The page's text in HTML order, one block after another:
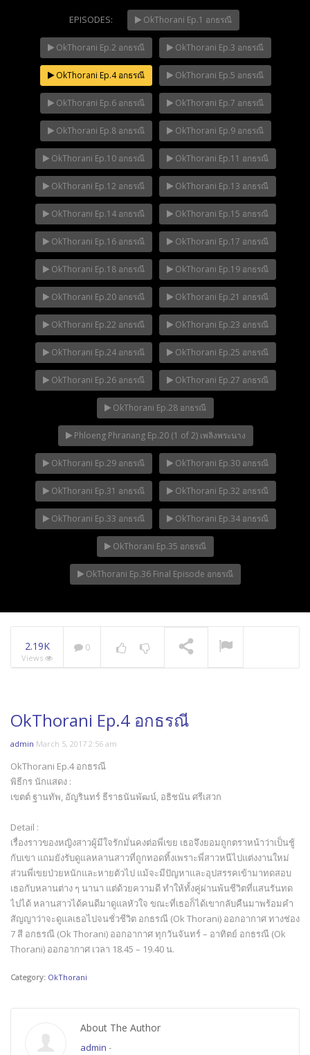
NOW PLAYING Mani Nakha Ep.14
EPISODES: OkThorani Ep.1 อกธรณี
OkThorani Ep.2 อกธรณี OkThorani Ep.3 อกธรณี
OkThorani Ep.4 อกธรณี OkThorani Ep.5 อกธรณี
OkThorani Ep.6 อกธรณี OkThorani Ep.7 อกธรณี
OkThorani Ep.8 อกธรณี OkThorani Ep.9 อกธรณี
OkThorani Ep.10 อกธรณี OkThorani Ep.11 อกธรณี
OkThorani Ep.12 อกธรณี OkThorani Ep.13 อกธรณี
OkThorani Ep.14 อกธรณี OkThorani Ep.15 อกธรณี
OkThorani Ep.16 อกธรณี OkThorani Ep.17 อกธรณี
OkThorani Ep.18 อกธรณี OkThorani Ep.19 อกธรณี
OkThorani Ep.20 อกธรณี OkThorani Ep.21 อกธรณี
OkThorani Ep.22 อกธรณี OkThorani Ep.23 อกธรณี
OkThorani Ep.24 อกธรณี OkThorani Ep.25 อกธรณี
OkThorani Ep.26 อกธรณี OkThorani Ep.27 อกธรณี
OkThorani Ep.28 อกธรณี
Phloeng Phranang Ep.20 (1 of 2) เพลิงพระนาง
OkThorani Ep.29 อกธรณี OkThorani Ep.30 อกธรณี
OkThorani Ep.31 อกธรณี OkThorani Ep.32 อกธรณี
OkThorani Ep.33 อกธรณี OkThorani Ep.34 อกธรณี
OkThorani Ep.35 อกธรณี
OkThorani Ep.36 Final Episode อกธรณี
2.19K
Views
0
OkThorani Ep.4 อกธรณี
admin March 5, 2017 2:56 am
OkThorani Ep.4 อกธรณี
พิธีกร นักแสดง :
เขตต์ ฐานทัพ, อัญรินทร์ ธีราธนันพัฒน์, อธิชนัน ศรีเสวก
Detail :
เรื่องราวของหญิงสาวผู้มีใจรักมั่นคงต่อพี่เขย เธอจึงยอมถูกตราหน้าว่าเป็นชู้
กับเขา แถมยังรับดูแลหลานสาวที่ถูกทอดทิ้งเพราะพี่สาวหนีไปแต่งงานใหม่
ส่วนพี่เขยป่วยหนักและหายตัวไป แม้จะมีปัญหาและอุปสรรคเข้ามาทดสอบ
เธอกับหลานต่าง ๆ นานา แต่ด้วยความดี ทำให้ทั้งคู่ผ่านพ้นชีวิตที่แสนรันทด
ไปได้ หลานสาวได้คนดีมาดูแลหัวใจ ขณะที่เธอก็ได้เขากลับคืนมาพร้อมคำ
สัญญาว่าจะดูแลเธอไปจนชั่วชีวิต อกธรณี (Ok Thorani) ออกอากาศ ทางช่อง
7 สี อกธรณี (Ok Thorani) ออกอากาศ ทุกวันจันทร์ – อาทิตย์ อกธรณี (Ok
Thorani) ออกอากาศ เวลา 18.45 – 19.40 น.
Category: OkThorani
About The Author
admin -